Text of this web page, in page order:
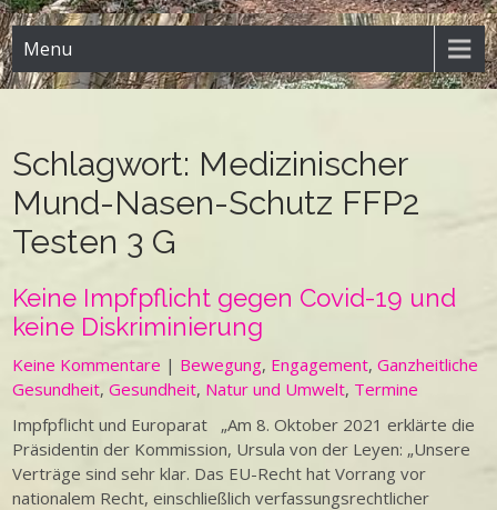
Menu
Schlagwort: Medizinischer
Mund-Nasen-Schutz FFP2
Testen 3 G
Keine Impfpflicht gegen Covid-19 und
keine Diskriminierung
Keine Kommentare | Bewegung, Engagement,Ganzheitliche
Gesundheit,Gesundheit, Natur und Umwelt, Termine
Impfpflicht und Europarat „Am 8. Oktober 2021 erklärte die
Präsidentin der Kommission, Ursula von der Leyen: „Unsere
Verträge sind sehr klar. Das EU-Recht hat Vorrang vor
nationalem Recht, einschließlich verfassungsrechtlicher